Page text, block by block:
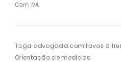
Com IVA
Toga advogada com favos à
Orientação de medidas: